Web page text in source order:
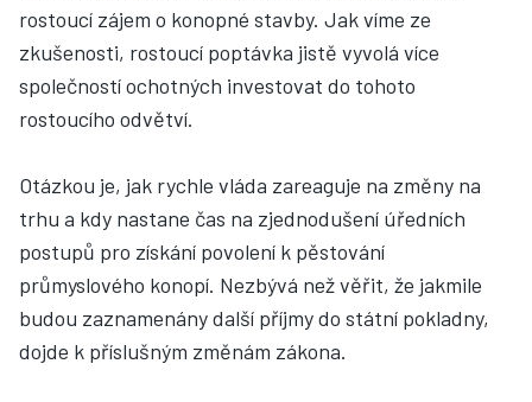
rostoucí zájem o konopné stavby. Jak víme ze
zkušenosti, rostoucí poptávka jistě vyvolá více
společností ochotných investovat do tohoto
rostoucího odvětví.
Otázkou je, jak rychle vláda zareaguje na změny na
trhu a kdy nastane čas na zjednodušení úředních
postupů pro získání povolení k pěstování
průmyslového konopí. Nezbývá než věřit, že jakmile
budou zaznamenány další příjmy do státní pokladny,
dojde k příslušným změnám zákona.